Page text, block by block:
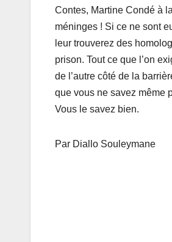
Contes, Martine Condé à
méninges ! Si ce ne sont
leur trouverez des
prison. Tout ce que l’on
de l’autre côté de la
que vous ne savez même
Vous le savez bien.
Par Diallo Souleymane